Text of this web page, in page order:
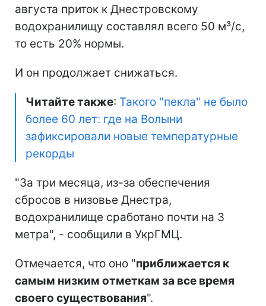
августа приток к Днестровскому
водохранилищу составлял всего 50 м³/с,
то есть 20% нормы.
И он продолжает снижаться.
Читайте также: Такого "пекла" не было
более 60 лет: где на Волыни
зафиксировали новые температурные
рекорды
"За три месяца, из-за обеспечения
сбросов в низовье Днестра,
водохранилище сработано почти на 3
метра", - сообщили в УкрГМЦ.
Отмечается, что оно "приближается к
самым низким отметкам за все время
своего существования".